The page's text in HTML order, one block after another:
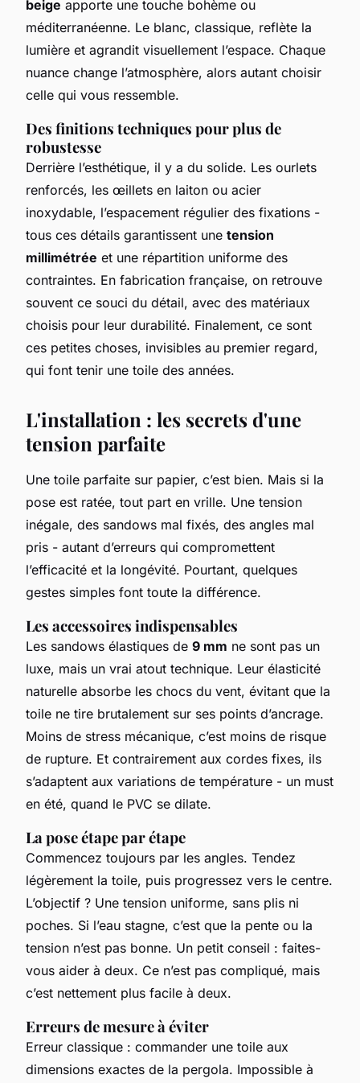
beige apporte une touche bohème ou
méditerranéenne. Le blanc, classique, reflète la
lumière et agrandit visuellement l’espace. Chaque
nuance change l’atmosphère, alors autant choisir
celle qui vous ressemble.
Des finitions techniques pour plus de
robustesse
Derrière l’esthétique, il y a du solide. Les ourlets
renforcés, les œillets en laiton ou acier
inoxydable, l’espacement régulier des fixations -
tous ces détails garantissent une tension
millimétrée et une répartition uniforme des
contraintes. En fabrication française, on retrouve
souvent ce souci du détail, avec des matériaux
choisis pour leur durabilité. Finalement, ce sont
ces petites choses, invisibles au premier regard,
qui font tenir une toile des années.
L'installation : les secrets d'une
tension parfaite
Une toile parfaite sur papier, c’est bien. Mais si la
pose est ratée, tout part en vrille. Une tension
inégale, des sandows mal fixés, des angles mal
pris - autant d’erreurs qui compromettent
l’efficacité et la longévité. Pourtant, quelques
gestes simples font toute la différence.
Les accessoires indispensables
Les sandows élastiques de 9 mm ne sont pas un
luxe, mais un vrai atout technique. Leur élasticité
naturelle absorbe les chocs du vent, évitant que la
toile ne tire brutalement sur ses points d’ancrage.
Moins de stress mécanique, c’est moins de risque
de rupture. Et contrairement aux cordes fixes, ils
s’adaptent aux variations de température - un must
en été, quand le PVC se dilate.
La pose étape par étape
Commencez toujours par les angles. Tendez
légèrement la toile, puis progressez vers le centre.
L’objectif ? Une tension uniforme, sans plis ni
poches. Si l’eau stagne, c’est que la pente ou la
tension n’est pas bonne. Un petit conseil : faites-
vous aider à deux. Ce n’est pas compliqué, mais
c’est nettement plus facile à deux.
Erreurs de mesure à éviter
Erreur classique : commander une toile aux
dimensions exactes de la pergola. Impossible à